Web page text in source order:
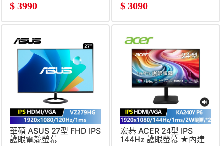
$ 3990 $ 3090
華碩 ASUS 27型 FHD IPS
護眼電競螢幕
宏碁 ACER 24型 IPS
144Hz 護眼螢幕 ★內建